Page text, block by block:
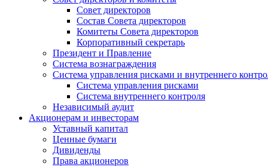
Совет директоров
Состав Совета директоров
Комитеты Совета директоров
Корпоративный секретарь
Президент и Правление
Система вознаграждения
Система управления рисками и внутреннего
Система управления рисками
Система внутреннего контроля
Независимый аудит
Акционерам и инвесторам
Уставный капитал
Ценные бумаги
Дивиденды
Права акционеров